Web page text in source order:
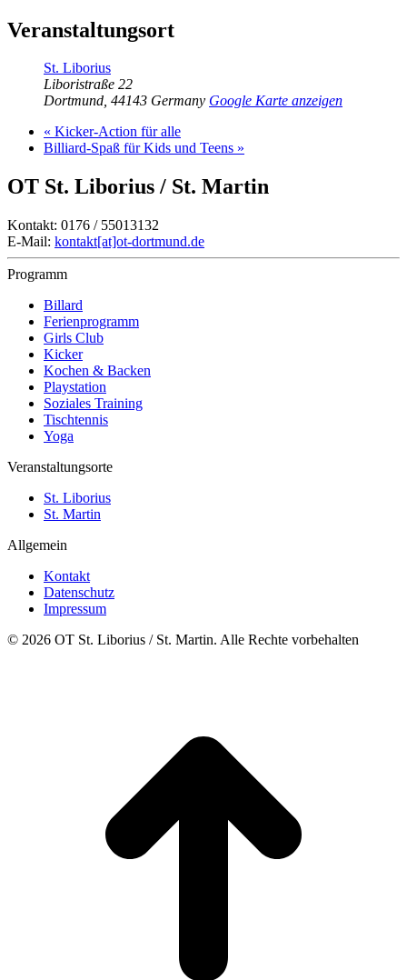
Veranstaltungsort
St. Liborius
Liboristraße 22
Dortmund, 44143 Germany Google Karte anzeigen
« Kicker-Action für alle
Billiard-Spaß für Kids und Teens »
OT St. Liborius / St. Martin
Kontakt: 0176 / 55013132
E-Mail: kontakt[at]ot-dortmund.de
Programm
Billard
Ferienprogramm
Girls Club
Kicker
Kochen & Backen
Playstation
Soziales Training
Tischtennis
Yoga
Veranstaltungsorte
St. Liborius
St. Martin
Allgemein
Kontakt
Datenschutz
Impressum
© 2026 OT St. Liborius / St. Martin. Alle Rechte vorbehalten